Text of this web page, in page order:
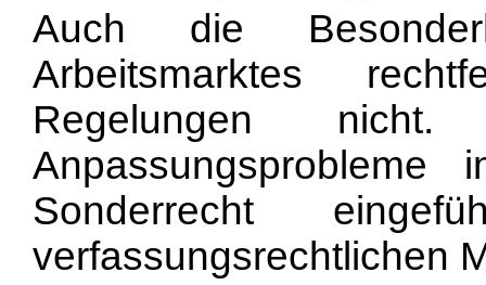
Auch die
Arbeitsmarktes
Regelungen
Sonderrecht
verfassungsrechtlichen